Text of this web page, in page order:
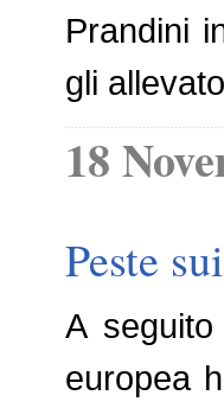
Prandini
gli
18
Peste
A
europea